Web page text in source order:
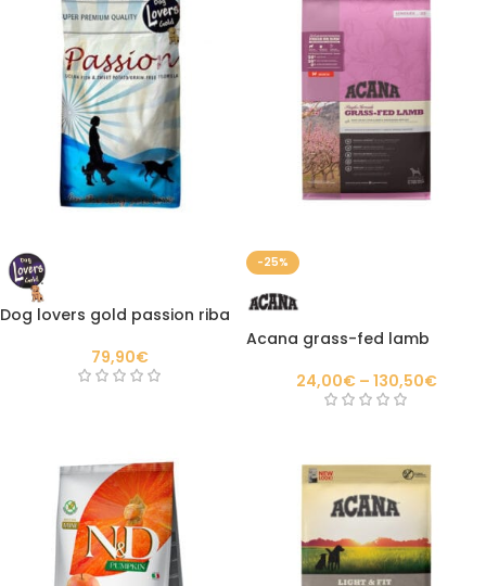
Dog lovers gold passion riba
79,90€
-25%
Acana grass-fed lamb
24,00€ – 130,50€